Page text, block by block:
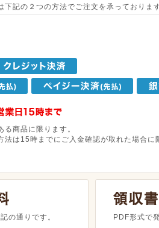
下記の２つの方法でご注文を承っております
商品に限ります。
は15時までにご入金確認が取れた場合に
の通りです。 PDF形式で